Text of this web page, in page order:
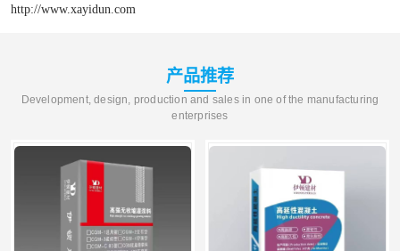
http://www.xayidun.com
产品推荐
Development, design, production and sales in one of the manufacturing
enterprises